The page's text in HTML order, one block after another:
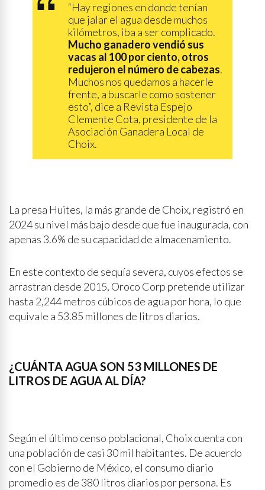
“Hay regiones en donde tenían
que jalar el agua desde muchos
kilómetros, iba a ser complicado.
Mucho ganadero vendió sus
vacas al 100 por ciento, otros
redujeron el número de cabezas.
Muchos nos quedamos a hacerle
frente, a buscarle como sostener
esto”, dice a Revista Espejo
Clemente Cota, presidente de la
Asociación Ganadera Local de
Choix.
La presa Huites, la más grande de Choix, registró en
2024 su nivel más bajo desde que fue inaugurada, con
apenas 3.6% de su capacidad de almacenamiento.
En este contexto de sequía severa, cuyos efectos se
arrastran desde 2015, Oroco Corp pretende utilizar
hasta 2,244 metros cúbicos de agua por hora, lo que
equivale a 53.85 millones de litros diarios.
¿CUÁNTA AGUA SON 53 MILLONES DE
LITROS DE AGUA AL DÍA?
Según el último censo poblacional, Choix cuenta con
una población de casi 30 mil habitantes. De acuerdo
con el Gobierno de México, el consumo diario
promedio es de 380 litros diarios por persona. Es